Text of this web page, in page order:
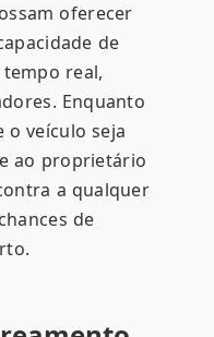
oferecer
de
real,
Enquanto
veículo seja
ao proprietário
a qualquer
de